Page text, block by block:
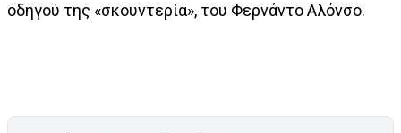
οδηγού της «σκουντερία», του Φερνάντο Αλόνσο.